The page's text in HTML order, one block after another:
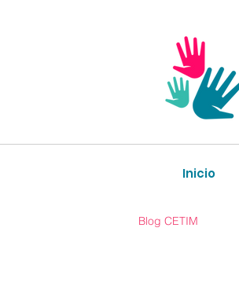
Inicio
Blog CETIM